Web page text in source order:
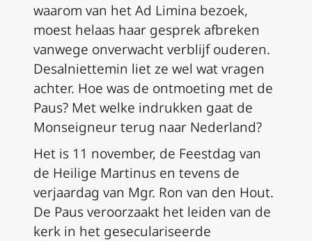
waarom van het Ad Limina bezoek,
moest helaas haar gesprek afbreken
vanwege onverwacht verblijf ouderen.
Desalniettemin liet ze wel wat vragen
achter. Hoe was de ontmoeting met de
Paus? Met welke indrukken gaat de
Monseigneur terug naar Nederland?
Het is 11 november, de Feestdag van
de Heilige Martinus en tevens de
verjaardag van Mgr. Ron van den Hout.
De Paus veroorzaakt het leiden van de
kerk in het geseculariseerde